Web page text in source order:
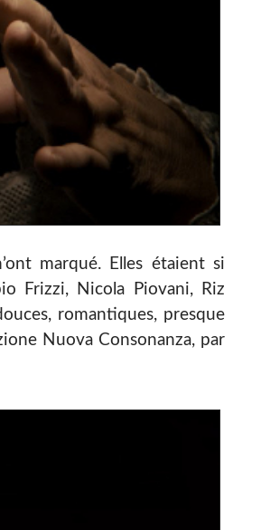
marqué. Elles étaient si
Frizzi, Nicola Piovani, Riz
romantiques, presque
Nuova Consonanza, par